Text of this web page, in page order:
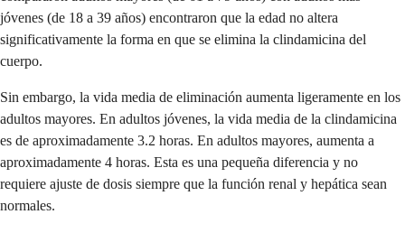
jóvenes (de 18 a 39 años) encontraron que la edad no altera
significativamente la forma en que se elimina la clindamicina del
cuerpo.
Sin embargo, la vida media de eliminación aumenta ligeramente en los
adultos mayores. En adultos jóvenes, la vida media de la clindamicina
es de aproximadamente 3.2 horas. En adultos mayores, aumenta a
aproximadamente 4 horas. Esta es una pequeña diferencia y no
requiere ajuste de dosis siempre que la función renal y hepática sean
normales.